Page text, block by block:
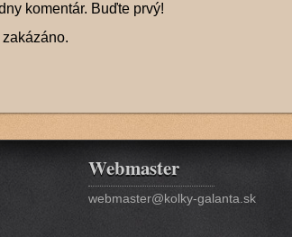
komentár. Buďte prvý!
Webmaster
webmaster@kolky-galanta.sk